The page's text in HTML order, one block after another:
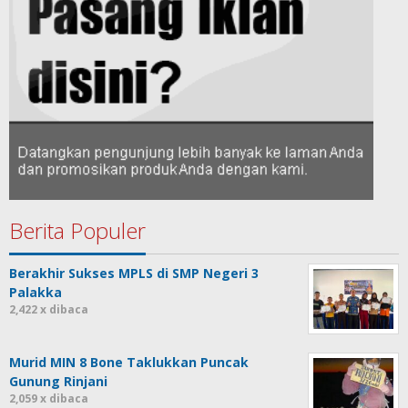
Berita Populer
Berakhir Sukses MPLS di SMP Negeri 3
Palakka
2,422 x dibaca
Murid MIN 8 Bone Taklukkan Puncak
Gunung Rinjani
2,059 x dibaca